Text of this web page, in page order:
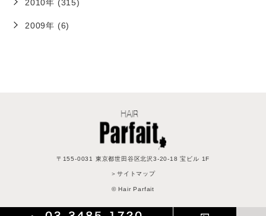
2010年 (315)
2009年 (6)
〒155-0031 東京都世田谷区北沢3-20-18 宝ビル 1F
＞サイトマップ
© Hair Parfait